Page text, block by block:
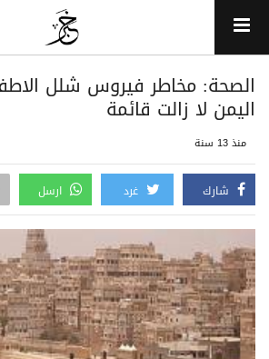
الصحة: مخاطر فيروس شلل
اليمن لا زالت قائمة
منذ 13 سنة
شارك غرد ارسل